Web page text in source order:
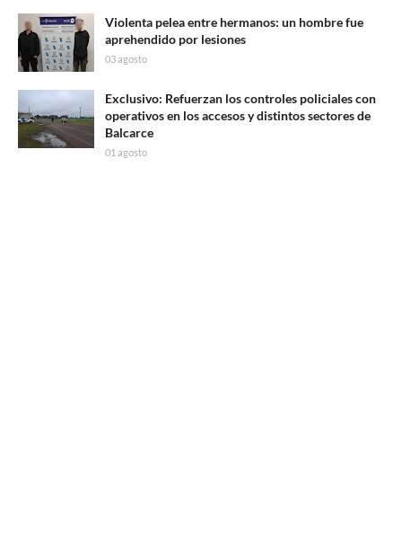
Violenta pelea entre hermanos: un hombre fue
aprehendido por lesiones
03 agosto
Exclusivo: Refuerzan los controles policiales con
operativos en los accesos y distintos sectores de
Balcarce
01 agosto